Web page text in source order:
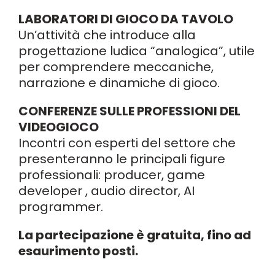
LABORATORI DI GIOCO DA TAVOLO
Un’attività che introduce alla
progettazione ludica “analogica”, utile
per comprendere meccaniche,
narrazione e dinamiche di gioco.
CONFERENZE SULLE PROFESSIONI DEL
VIDEOGIOCO
Incontri con esperti del settore che
presenteranno le principali figure
professionali: producer, game
developer , audio director, AI
programmer.
La partecipazione è gratuita, fino ad
esaurimento posti.